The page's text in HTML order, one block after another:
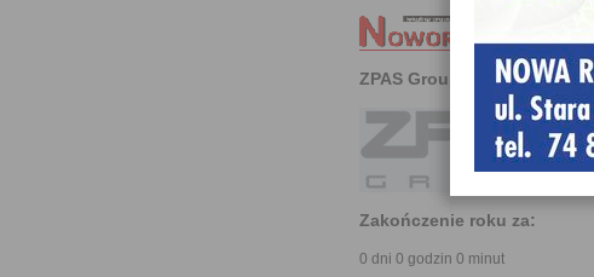
ZPAS Group
Zakończenie roku za:
0 dni 0 godzin 0 minut